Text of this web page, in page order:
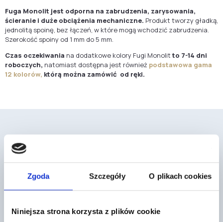
Zgoda Szczegóły O plikach cookies
Niniejsza strona korzysta z plików cookie
Fuga Monolit jest odporna na zabrudzenia, zarysowania,
ścieranie i duże obciążenia mechaniczne. Produkt tworzy gładką,
jednolitą spoinę, bez łączeń, w które mogą wchodzić zabrudzenia.
Szerokość spoiny od 1 mm do 5 mm.
Czas oczekiwania na dodatkowe kolory Fugi Monolitto 7-14 dni
roboczych, natomiast dostępna jest również podstawowa gama
12 kolorów, którą można zamówić od ręki.
Mogą cię również zainteresować